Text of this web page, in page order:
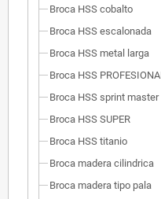
Broca HSS cobalto
Broca HSS escalonada
Broca HSS metal larga
Broca HSS
Broca HSS sprint master
Broca HSS SUPER
Broca HSS titanio
Broca madera cilindrica
Broca madera tipo pala